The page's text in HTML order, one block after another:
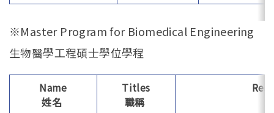
※Master Program for Biomedical Engineering
生物醫學工程碩士學位學程
Name
姓名
Titles
職稱